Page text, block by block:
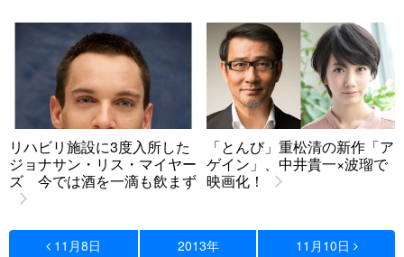
リハビリ施設に3度入所した
ジョナサン・リス・マイヤー
ズ 今では酒を一滴も飲まず
「とんび」重松清の新作「ア
ゲイン」、中井貴一×波瑠で
映画化！
11月8日 2013年 11月10日